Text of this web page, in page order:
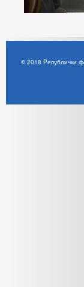
© 2018 Pепублички